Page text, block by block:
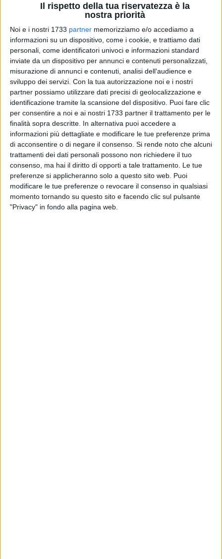
Il rispetto della tua riservatezza è la
nostra priorità
Noi e i nostri 1733 partner memorizziamo e/o accediamo a
informazioni su un dispositivo, come i cookie, e trattiamo dati
personali, come identificatori univoci e informazioni standard
inviate da un dispositivo per annunci e contenuti personalizzati,
misurazione di annunci e contenuti, analisi dell'audience e
sviluppo dei servizi. Con la tua autorizzazione noi e i nostri
partner possiamo utilizzare dati precisi di geolocalizzazione e
identificazione tramite la scansione del dispositivo. Puoi fare clic
per consentire a noi e ai nostri 1733 partner il trattamento per le
finalità sopra descritte. In alternativa puoi accedere a
informazioni più dettagliate e modificare le tue preferenze prima
di acconsentire o di negare il consenso. Si rende noto che alcuni
trattamenti dei dati personali possono non richiedere il tuo
consenso, ma hai il diritto di opporti a tale trattamento. Le tue
preferenze si applicheranno solo a questo sito web. Puoi
modificare le tue preferenze o revocare il consenso in qualsiasi
momento tornando su questo sito e facendo clic sul pulsante
"Privacy" in fondo alla pagina web.
BARLETTA - 4 LUGLIO 2026
Pnrr, il punto sui cantieri a Barletta: asili e
piscina verso il traguardo
BARLETTA - 4 LUGLIO 2026
AQP, a Barletta il 2° ciclo deblattizzazione: tutte
le strade interessate dagli interventi di
sanificazione
BARLETTA - 4 LUGLIO 2026
Barletta tra storia, gloria e tragedia: un nuovo
saggio ripercorre quattro momenti chiave della
città
BARLETTA - 3 LUGLIO 2026
Progetto Housing First, i residenti:
«Aspettavamo i rappresentanti del comune per
un confronto, ma non si è presentato nessuno»
BARLETTA - 3 LUGLIO 2026